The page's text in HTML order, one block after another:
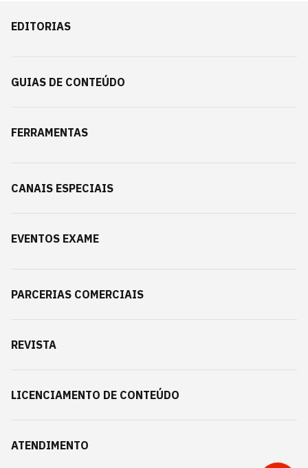
EDITORIAS
GUIAS DE CONTEÚDO
FERRAMENTAS
CANAIS ESPECIAIS
EVENTOS EXAME
PARCERIAS COMERCIAIS
REVISTA
LICENCIAMENTO DE CONTEÚDO
ATENDIMENTO